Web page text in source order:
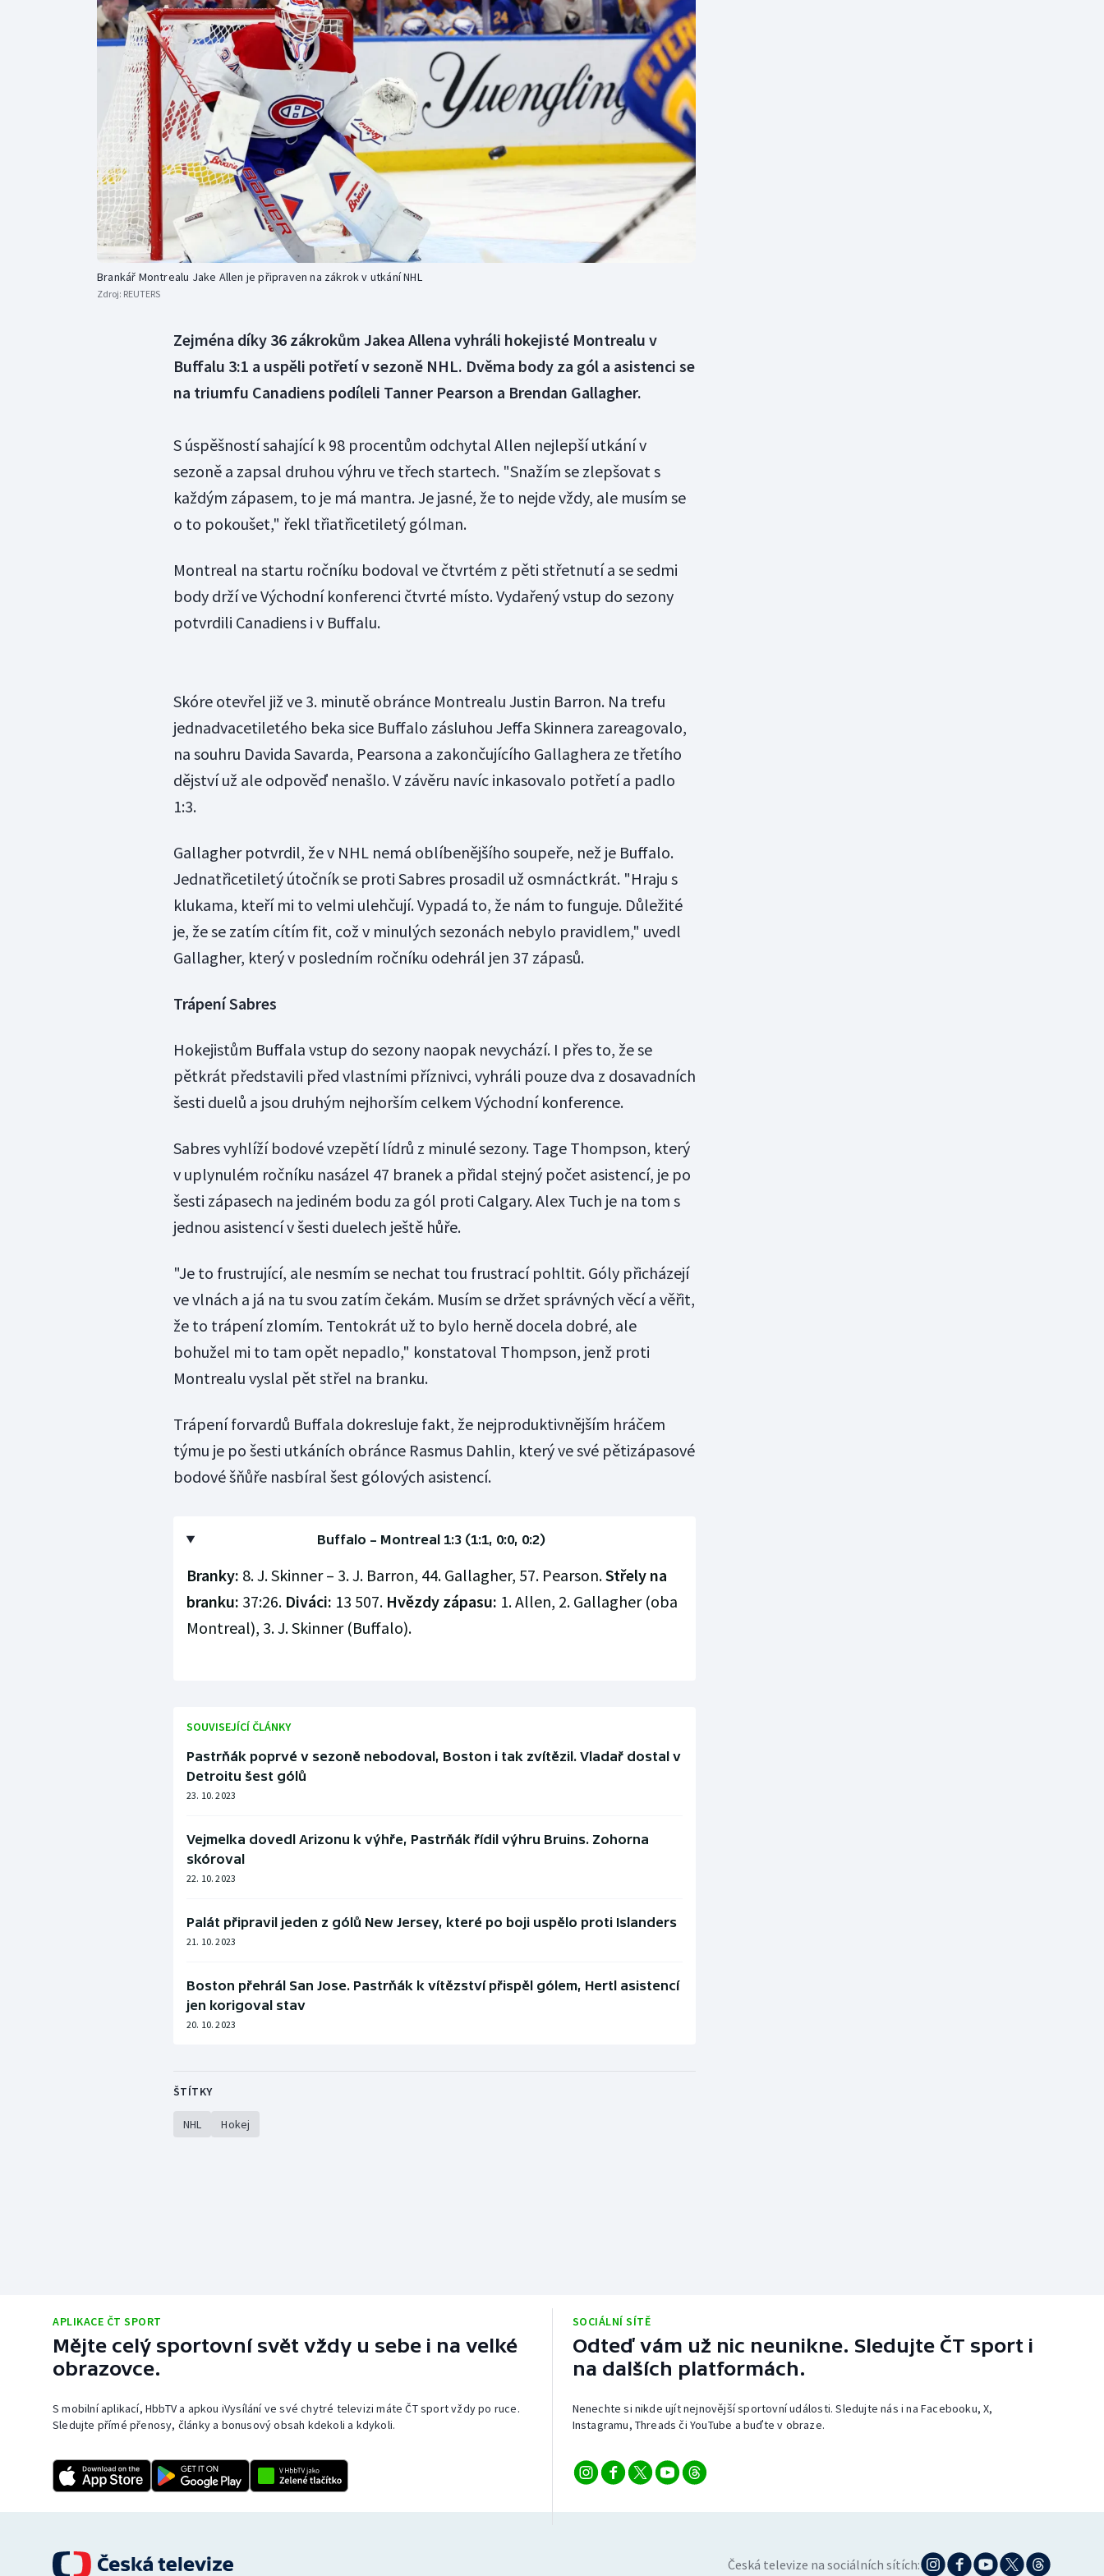
Curling
Dostihy
Florbal
Futsal
Golf
Gymnastika
Moderní pětiboj
Motorsport
Olympijské hry
Parasport
Plavání
Triatlon
Veslování
Vodní slalom
Volejbal
Ostatní
Brankář Montrealu Jake Allen je připraven na zákrok v utkání NHL
Zdroj: REUTERS
Zejména díky 36 zákrokům Jakea Allena vyhráli hokejisté Montrealu v
Buffalu 3:1 a uspěli potřetí v sezoně NHL. Dvěma body za gól a asistenci se
na triumfu Canadiens podíleli Tanner Pearson a Brendan Gallagher.
S úspěšností sahající k 98 procentům odchytal Allen nejlepší utkání v
sezoně a zapsal druhou výhru ve třech startech. "Snažím se zlepšovat s
každým zápasem, to je má mantra. Je jasné, že to nejde vždy, ale musím se
o to pokoušet," řekl třiatřicetiletý gólman.
Montreal na startu ročníku bodoval ve čtvrtém z pěti střetnutí a se sedmi
body drží ve Východní konferenci čtvrté místo. Vydařený vstup do sezony
potvrdili Canadiens i v Buffalu.
Skóre otevřel již ve 3. minutě obránce Montrealu Justin Barron. Na trefu
jednadvacetiletého beka sice Buffalo zásluhou Jeffa Skinnera zareagovalo,
na souhru Davida Savarda, Pearsona a zakončujícího Gallaghera ze třetího
dějství už ale odpověď nenašlo. V závěru navíc inkasovalo potřetí a padlo
1:3.
Gallagher potvrdil, že v NHL nemá oblíbenějšího soupeře, než je Buffalo.
Jednatřicetiletý útočník se proti Sabres prosadil už osmnáctkrát. "Hraju s
klukama, kteří mi to velmi ulehčují. Vypadá to, že nám to funguje. Důležité
je, že se zatím cítím fit, což v minulých sezonách nebylo pravidlem," uvedl
Gallagher, který v posledním ročníku odehrál jen 37 zápasů.
Trápení Sabres
Hokejistům Buffala vstup do sezony naopak nevychází. I přes to, že se
pětkrát představili před vlastními příznivci, vyhráli pouze dva z dosavadních
šesti duelů a jsou druhým nejhorším celkem Východní konference.
Sabres vyhlíží bodové vzepětí lídrů z minulé sezony. Tage Thompson, který
v uplynulém ročníku nasázel 47 branek a přidal stejný počet asistencí, je po
šesti zápasech na jediném bodu za gól proti Calgary. Alex Tuch je na tom s
jednou asistencí v šesti duelech ještě hůře.
"Je to frustrující, ale nesmím se nechat tou frustrací pohltit. Góly přicházejí
ve vlnách a já na tu svou zatím čekám. Musím se držet správných věcí a věřit,
že to trápení zlomím. Tentokrát už to bylo herně docela dobré, ale
bohužel mi to tam opět nepadlo," konstatoval Thompson, jenž proti
Montrealu vyslal pět střel na branku.
Trápení forvardů Buffala dokresluje fakt, že nejproduktivnějším hráčem
týmu je po šesti utkáních obránce Rasmus Dahlin, který ve své pětizápasové
bodové šňůře nasbíral šest gólových asistencí.
Buffalo – Montreal 1:3 (1:1, 0:0, 0:2)
Branky: 8. J. Skinner – 3. J. Barron, 44. Gallagher, 57. Pearson.Střely na
branku: 37:26. Diváci: 13 507. Hvězdy zápasu: 1. Allen, 2. Gallagher (oba
Montreal), 3. J. Skinner (Buffalo).
SOUVISEJÍCÍ ČLÁNKY
Pastrňák poprvé v sezoně nebodoval, Boston i tak zvítězil. Vladař dostal v
Detroitu šest gólů
23. 10. 2023
Vejmelka dovedl Arizonu k výhře, Pastrňák řídil výhru Bruins. Zohorna
skóroval
22. 10. 2023
Palát připravil jeden z gólů New Jersey, které po boji uspělo proti Islanders
21. 10. 2023
Boston přehrál San Jose. Pastrňák k vítězství přispěl gólem, Hertl asistencí
jen korigoval stav
20. 10. 2023
ŠTÍTKY
NHL Hokej
APLIKACE ČT SPORT
Mějte celý sportovní svět vždy u sebe i na velké
obrazovce.
S mobilní aplikací, HbbTV a apkou iVysílání ve své chytré televizi máte ČT sport vždy po ruce.
Sledujte přímé přenosy, články a bonusový obsah kdekoli a kdykoli.
SOCIÁLNÍ SÍTĚ
Odteď vám už nic neunikne. Sledujte ČT sport i
na dalších platformách.
Nenechte si nikde ujít nejnovější sportovní události. Sledujte nás i na Facebooku, X,
Instagramu, Threads či YouTube a buďte v obraze.
Česká televize na sociálních sítích: